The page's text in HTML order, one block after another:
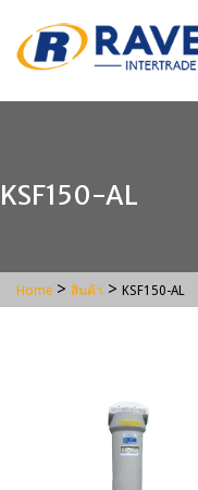
KSF150-AL
Home > สินค้า > KSF150-AL